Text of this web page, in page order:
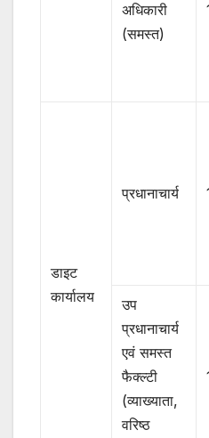
अधिकारी
(समस्त)
डाइट
कार्यालय
प्रधानाचार्य
उप
प्रधानाचार्य
एवं समस्त
फैक्ल्टी
(व्याख्याता,
वरिष्ठ